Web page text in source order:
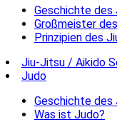
Geschichte des
Großmeister
Prinzipien des
Jiu-Jitsu / Aikido
Judo
Geschichte des
Was ist Judo?